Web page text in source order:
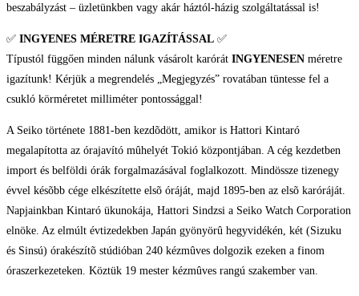
beszabályzást – üzletünkben vagy akár háztól-házig szolgáltatással is!
✅ INGYENES MÉRETRE IGAZÍTÁSSAL ✅
Típustól függően minden nálunk vásárolt karórát INGYENESEN méretre
igazítunk! Kérjük a megrendelés „Megjegyzés” rovatában tüntesse fel a
csukló körméretet milliméter pontossággal!
A Seiko története 1881-ben kezdõdött, amikor is Hattori Kintaró
megalapította az órajavító mûhelyét Tokió központjában. A cég kezdetben
import és belföldi órák forgalmazásával foglalkozott. Mindössze tizenegy
évvel késõbb cége elkészítette elsõ óráját, majd 1895-ben az elsõ karóráját.
Napjainkban Kintaró ükunokája, Hattori Sindzsi a Seiko Watch Corporation
elnöke. Az elmúlt évtizedekben Japán gyönyörû hegyvidékén, két (Sizuku
és Sinsú) órakészítõ stúdióban 240 kézmûves dolgozik ezeken a finom
óraszerkezeteken. Köztük 19 mester kézmûves rangú szakember van.